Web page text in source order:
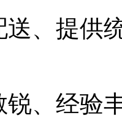
送、提供
锐、经验